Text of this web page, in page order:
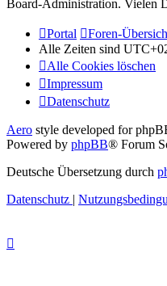
Board-Administration. Vielen
Portal
Foren-
Alle Zeiten sind
Alle Cookies löschen
Impressum
Datenschutz
Aero style developed for
Powered by phpBB® Forum
Deutsche Übersetzung durch
Datenschutz |